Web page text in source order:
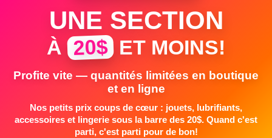
UNE SECTION
À 20$ ET MOINS!
Profite vite — quantités limitées en boutique
et en ligne
Nos petits prix coups de cœur : jouets, lubrifiants,
accessoires et lingerie sous la barre des 20$. Quand c'est
parti, c'est parti pour de bon!